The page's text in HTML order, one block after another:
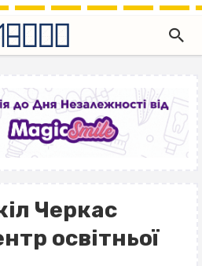
Черкас
освітньої